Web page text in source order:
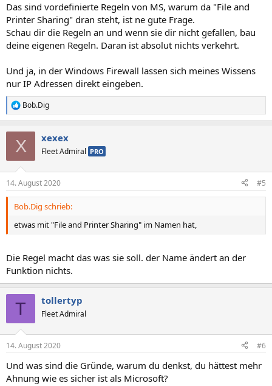
Das sind vordefinierte Regeln von MS, warum da "File and
Printer Sharing" dran steht, ist ne gute Frage.
Schau dir die Regeln an und wenn sie dir nicht gefallen, bau
deine eigenen Regeln. Daran ist absolut nichts verkehrt.
Und ja, in der Windows Firewall lassen sich meines Wissens
nur IP Adressen direkt eingeben.
R
e
e
n
Bob.Dig
X xexex
Fleet Admiral PRO
14. August 2020 #5
Bob.Dig schrieb:
etwas mit "File and Printer Sharing" im Namen hat,
Die Regel macht das was sie soll. der Name ändert an der
Funktion nichts.
T tollertyp
Fleet Admiral
14. August 2020 #6
Und was sind die Gründe, warum du denkst, du hättest mehr
Ahnung wie es sicher ist als Microsoft?